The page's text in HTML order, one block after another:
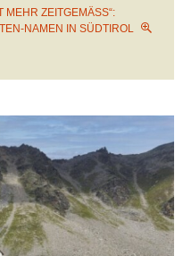
MEHR ZEITGEMÄSS“: U
NAMEN IN SÜDTIROL